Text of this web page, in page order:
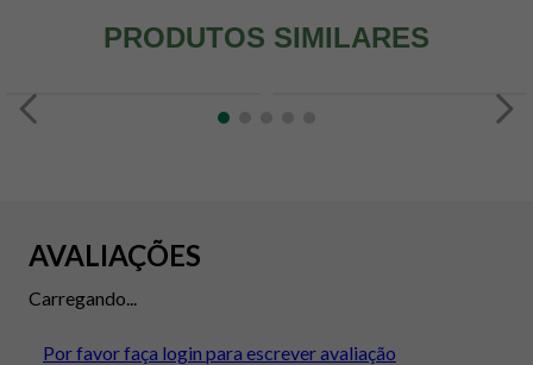
PRODUTOS SIMILARES
AVALIAÇÕES
Carregando...
Por favor faça login para escrever avaliação